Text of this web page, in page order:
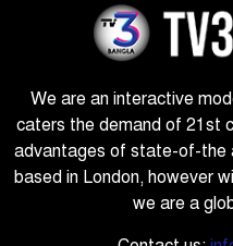
We are an interactive
caters the demand of 21st
advantages of state-of-the
based in London, however
we are a